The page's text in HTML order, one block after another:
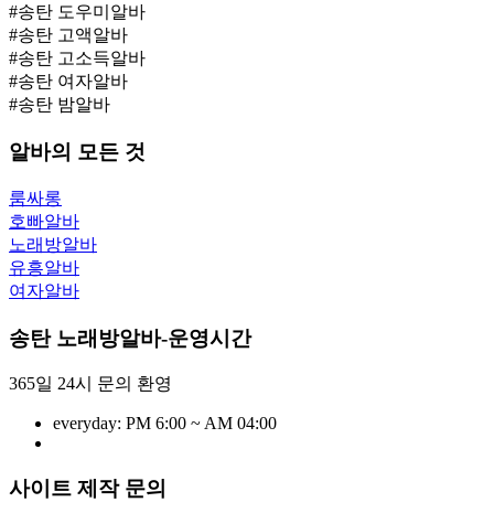
#송탄 도우미알바
#송탄 고액알바
#송탄 고소득알바
#송탄 여자알바
#송탄 밤알바
알바의 모든 것
룸싸롱
호빠알바
노래방알바
유흥알바
여자알바
송탄 노래방알바-운영시간
365일 24시 문의 환영
everyday: PM 6:00 ~ AM 04:00
사이트 제작 문의